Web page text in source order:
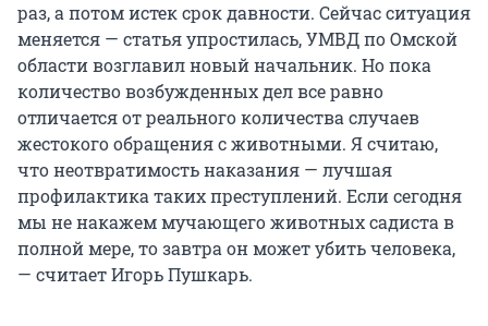
раз, а потом истек срок давности. Сейчас ситуация
меняется — статья упростилась, УМВД по Омской
области возглавил новый начальник. Но пока
количество возбужденных дел все равно
отличается от реального количества случаев
жестокого обращения с животными. Я считаю,
что неотвратимость наказания — лучшая
профилактика таких преступлений. Если сегодня
мы не накажем мучающего животных садиста в
полной мере, то завтра он может убить человека,
— считает Игорь Пушкарь.